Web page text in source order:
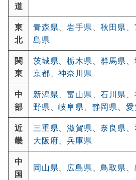
道
東
北
青森県、岩手県、秋田県、
島県
関
東
茨城県、栃木県、群馬県、
京都、神奈川県
中
部
新潟県、富山県、石川県、
野県、岐阜県、 静岡県、 愛
近
畿
三重県、滋賀県、奈良県、
大阪府、兵庫県
中
国
岡山県、 広島県、鳥取県、